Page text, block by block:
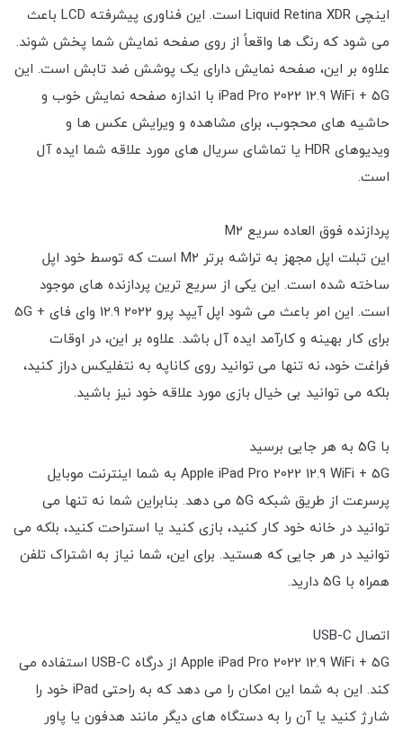
اینچی Liquid Retina XDR است. این فناوری پیشرفته LCD باعث
می شود که رنگ ها واقعاً از روی صفحه نمایش شما پخش شوند.
علاوه بر این، صفحه نمایش دارای یک پوشش ضد تابش است. این
iPad Pro 2022 12.9 WiFi + 5G با اندازه صفحه نمایش خوب و
حاشیه های محجوب، برای مشاهده و ویرایش عکس ها و
ویدیوهای HDR یا تماشای سریال های مورد علاقه شما ایده آل
است.
پردازنده فوق العاده سریع M2
این تبلت اپل مجهز به تراشه برتر M2 است که توسط خود اپل
ساخته شده است. این یکی از سریع ترین پردازنده های موجود
است. این امر باعث می شود اپل آیپد پرو 2022 12.9 وای فای + 5G
برای کار بهینه و کارآمد ایده آل باشد. علاوه بر این، در اوقات
فراغت خود، نه تنها می توانید روی کاناپه به نتفلیکس دراز کنید،
بلکه می توانید بی خیال بازی مورد علاقه خود نیز باشید.
با 5G به هر جایی برسید
Apple iPad Pro 2022 12.9 WiFi + 5G به شما اینترنت موبایل
پرسرعت از طریق شبکه 5G می دهد. بنابراین شما نه تنها می
توانید در خانه خود کار کنید، بازی کنید یا استراحت کنید، بلکه می
توانید در هر جایی که هستید. برای این، شما نیاز به اشتراک تلفن
همراه با 5G دارید.
اتصال USB-C
Apple iPad Pro 2022 12.9 WiFi + 5G از درگاه USB-C استفاده می
کند. این به شما این امکان را می دهد که به راحتی iPad خود را
شارژ کنید یا آن را به دستگاه های دیگر مانند هدفون یا پاور